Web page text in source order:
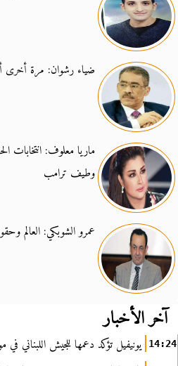
ضياء رشوان: مرة أخرى
ماريا معلوف: انتخابات
وطيف ترامب
عمرو الشوبكي: العالم
آخر الأخبار
14:24 يونيفيل تؤكد دعمها للجيش اللبناني